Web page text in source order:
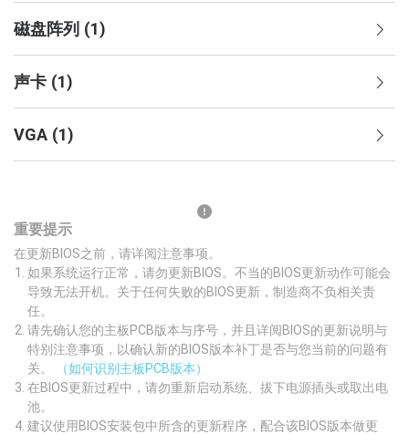
磁盘阵列 (1)
声卡 (1)
VGA (1)
重要提示
在更新BIOS之前，请详阅注意事项。
如果系统运行正常，请勿更新BIOS。不当的BIOS更新动作可能会
导致无法开机。关于任何失败的BIOS更新，制造商不负相关责
任。
请先确认您的主板PCB版本与序号，并且详阅BIOS的更新说明与
特别注意事项，以确认新的BIOS版本补丁是否与您当前的问题有
关。
（如何识别主板PCB版本）
在BIOS更新过程中，请勿重新启动系统、拔下电源插头或取出电
池。
建议使用BIOS安装包中所含的更新程序，配合该BIOS版本做更